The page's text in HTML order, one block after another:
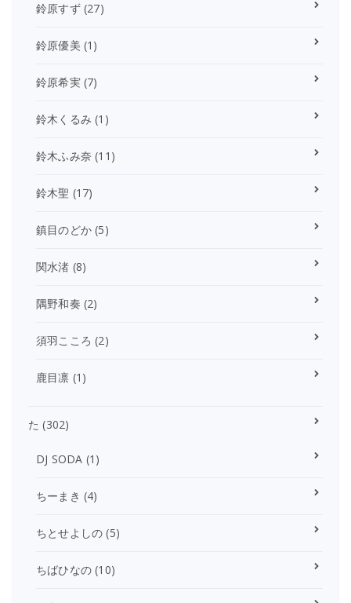
鈴原すず(27)
鈴原優美 (1)
鈴原希実(7)
鈴木くるみ (1)
鈴木ふみ奈 (11)
鈴木聖 (17)
鎮目のどか (5)
関水渚 (8)
隅野和奏 (2)
須羽こころ (2)
鹿目凛 (1)
た (302)
DJ SODA (1)
ちーまき (4)
ちとせよしの (5)
ちばひなの (10)